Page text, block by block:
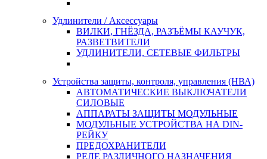
Удлинители / Аксессуары
ВИЛКИ, ГНЁЗДА, РАЗЪЁМЫ КАУЧУК,
РАЗВЕТВИТЕЛИ
УДЛИНИТЕЛИ, СЕТЕВЫЕ ФИЛЬТРЫ
Устройства защиты, контроля, управления (НВА)
АВТОМАТИЧЕСКИЕ ВЫКЛЮЧАТЕЛИ
СИЛОВЫЕ
АППАРАТЫ ЗАЩИТЫ МОДУЛЬНЫЕ
МОДУЛЬНЫЕ УСТРОЙСТВА НА DIN-
РЕЙКУ
ПРЕДОХРАНИТЕЛИ
РЕЛЕ РАЗЛИЧНОГО НАЗНАЧЕНИЯ